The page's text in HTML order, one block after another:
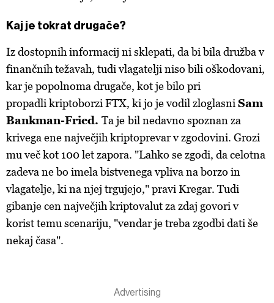
Kaj je tokrat drugače?
Iz dostopnih informacij ni sklepati, da bi bila družba v
finančnih težavah, tudi vlagatelji niso bili oškodovani,
kar je popolnoma drugače, kot je bilo pri
propadli kriptoborzi FTX, ki jo je vodil zloglasni Sam
Bankman-Fried. Ta je bil nedavno spoznan za
krivega ene največjih kriptoprevar v zgodovini. Grozi
mu več kot 100 let zapora. "Lahko se zgodi, da celotna
zadeva ne bo imela bistvenega vpliva na borzo in
vlagatelje, ki na njej trgujejo," pravi Kregar. Tudi
gibanje cen največjih kriptovalut za zdaj govori v
korist temu scenariju, "vendar je treba zgodbi dati še
nekaj časa".